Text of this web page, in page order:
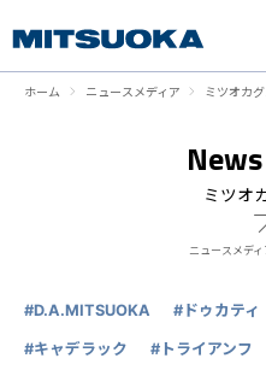
ホーム ニュースメディア ミツオカ
ミツオ
ニュースメデ
#D.A.MITSUOKA #ドゥカティ
#キャデラック #トライアンフ